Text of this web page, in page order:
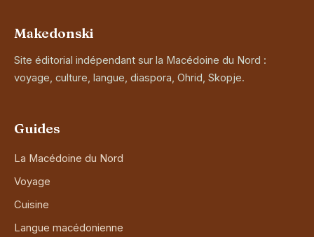
Makedonski
Site éditorial indépendant sur la Macédoine du Nord :
voyage, culture, langue, diaspora, Ohrid, Skopje.
Guides
La Macédoine du Nord
Voyage
Cuisine
Langue macédonienne